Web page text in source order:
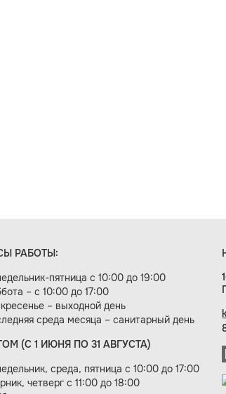
РАБОТЫ:
пятница с 10:00 до 19:00
– с 10:00 до 17:00
– выходной день
среда месяца – санитарный день
(С 1 ИЮНЯ ПО 31 АВГУСТА)
среда, пятница с 10:00 до 17:00
четверг с 11:00 до 18:00
«Цифровой век»